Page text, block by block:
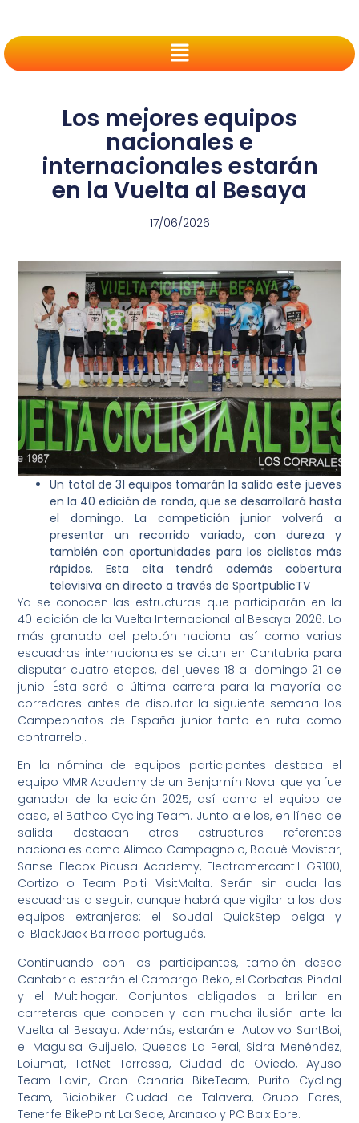
Los mejores equipos
nacionales e
internacionales estarán
en la Vuelta al Besaya
17/06/2026
Un total de 31 equipos tomarán la salida este jueves
en la 40 edición de ronda, que se desarrollará hasta
el domingo. La competición junior volverá a
presentar un recorrido variado, con dureza y
también con oportunidades para los ciclistas más
rápidos. Esta cita tendrá además cobertura
televisiva en directo a través de SportpublicTV
Ya se conocen las estructuras que participarán en la
40 edición de la Vuelta Internacional al Besaya 2026. Lo
más granado del pelotón nacional así como varias
escuadras internacionales se citan en Cantabria para
disputar cuatro etapas, del jueves 18 al domingo 21 de
junio. Ésta será la última carrera para la mayoría de
corredores antes de disputar la siguiente semana los
Campeonatos de España junior tanto en ruta como
contrarreloj.
En la nómina de equipos participantes destaca el
equipo MMR Academy de un Benjamín Noval que ya fue
ganador de la edición 2025, así como el equipo de
casa, el Bathco Cycling Team. Junto a ellos, en línea de
salida destacan otras estructuras referentes
nacionales como Alimco Campagnolo, Baqué Movistar,
Sanse Elecox Picusa Academy, Electromercantil GR100,
Cortizo o Team Polti VisitMalta. Serán sin duda las
escuadras a seguir, aunque habrá que vigilar a los dos
equipos extranjeros: el Soudal QuickStep belga y
el BlackJack Bairrada portugués.
Continuando con los participantes, también desde
Cantabria estarán el Camargo Beko, el Corbatas Pindal
y el Multihogar. Conjuntos obligados a brillar en
carreteras que conocen y con mucha ilusión ante la
Vuelta al Besaya. Además, estarán el Autovivo SantBoi,
el Maguisa Guijuelo, Quesos La Peral, Sidra Menéndez,
Loiumat, TotNet Terrassa, Ciudad de Oviedo, Ayuso
Team Lavin, Gran Canaria BikeTeam, Purito Cycling
Team, Biciobiker Ciudad de Talavera, Grupo Fores,
Tenerife BikePoint La Sede, Aranako y PC Baix Ebre.